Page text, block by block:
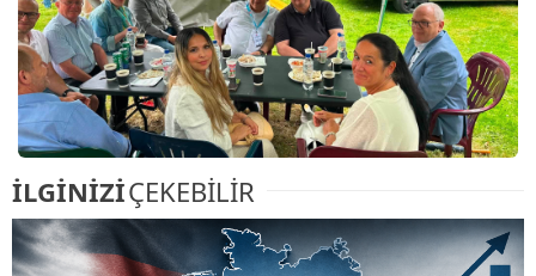
İLGİNİZİÇEKEBİLİR